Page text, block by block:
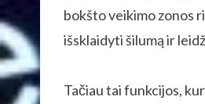
bokšto veikimo zonos
išsklaidyti šilumą ir
Tačiau tai funkcijos,